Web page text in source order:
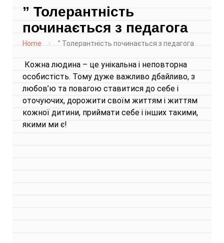
” Толерантність
починається з педагога
Home ” Толерантність починається з педагога
Кожна людина – це унікальна і неповторна
особистість. Тому дуже важливо дбайливо, з
любов’ю та повагою ставитися до себе і
оточуючих, дорожити своїм життям і життям
кожної дитини, приймати себе і інших такими,
якими ми є!